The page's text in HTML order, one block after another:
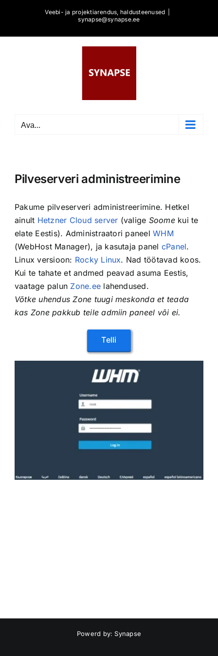
Veebi- ja projektiarendus, haldusteenused
synapse@synapse.ee
Ava...
Pilveserveri administreerimine
Pakume pilveserveri administreerimine. Hetkel
ainult Hetzner Cloud server (valige Soomekui te
elate Eestis). Administraatori paneelWHM
(WebHost Manager), ja kasutaja panel cPanel.
Linux versioon: Rocky Linux. Nad töötavad koos.
Kui te tahate et andmed peavad asuma Eestis,
vaatage palun Zone.ee lahendused.
Võtke uhendus Zone tuugi meskonda et teada
kas Zone pakkub teile admiin paneel või ei.
Telli
Powerd by: Synapse